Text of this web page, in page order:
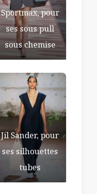
Sportmax, pour
ses sous pull
sous chemise
Jil Sander, pour
ses silhouettes
tubes